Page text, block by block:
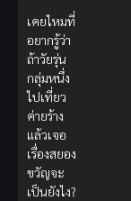
เคยไหมที่
อยากรู้ว่า
ถ้าวัยรุ่น
กลุ่มหนึ่ง
ไปเที่ยว
ค่ายร้าง
แล้วเจอ
เรื่องสยอง
ขวัญจะ
เป็นยังไง?